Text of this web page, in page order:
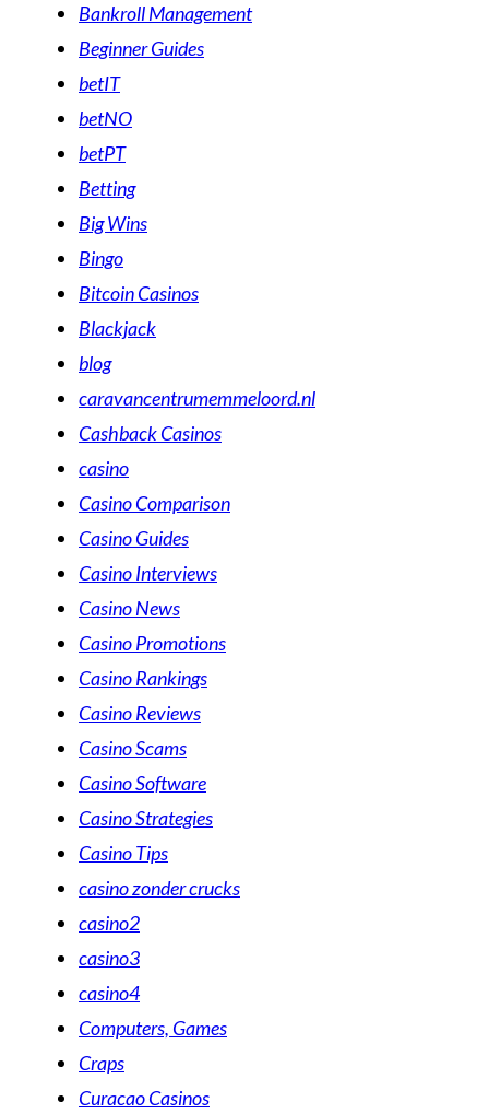
Bankroll Management
Beginner Guides
betIT
betNO
betPT
Betting
Big Wins
Bingo
Bitcoin Casinos
Blackjack
blog
caravancentrumemmeloord.nl
Cashback Casinos
casino
Casino Comparison
Casino Guides
Casino Interviews
Casino News
Casino Promotions
Casino Rankings
Casino Reviews
Casino Scams
Casino Software
Casino Strategies
Casino Tips
casino zonder crucks
casino2
casino3
casino4
Computers, Games
Craps
Curacao Casinos